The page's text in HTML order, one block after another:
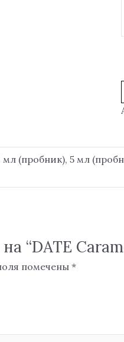
мл (пробник), 5 мл
“DATE
помечены *